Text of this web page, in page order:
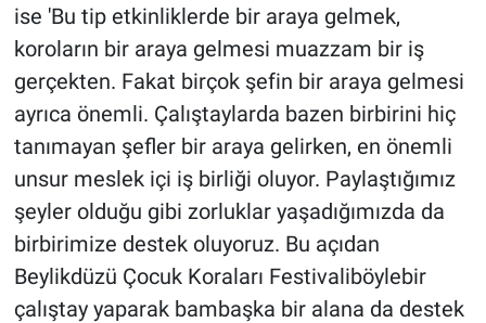
ise 'Bu tip etkinliklerde bir araya gelmek,
koroların bir araya gelmesi muazzam bir iş
gerçekten. Fakat birçok şefin bir araya gelmesi
ayrıca önemli. Çalıştaylarda bazen birbirini hiç
tanımayan şefler bir araya gelirken, en önemli
unsur meslek içi iş birliği oluyor. Paylaştığımız
şeyler olduğu gibi zorluklar yaşadığımızda da
birbirimize destek oluyoruz. Bu açıdan
Beylikdüzü Çocuk Koraları Festivaliböylebir
çalıştay yaparak bambaşka bir alana da destek